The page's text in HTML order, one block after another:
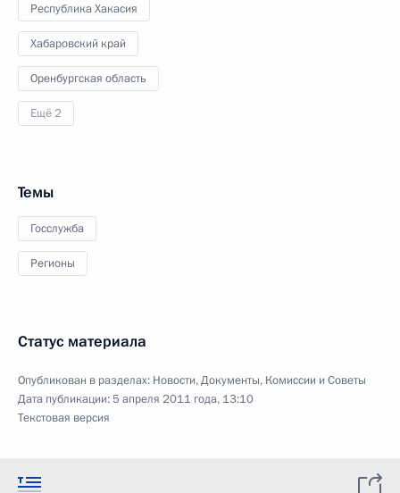
Республика Хакасия
Хабаровский край
Оренбургская область
Ещё 2
Темы
Госслужба
Регионы
Статус материала
Опубликован в разделах: Новости,Документы, Комиссии и Советы
Дата публикации:5 апреля 2011 года, 13:10
Текстовая версия